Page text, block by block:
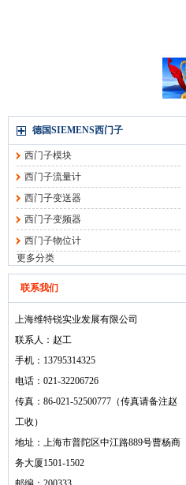
德国SIEMENS西门子
西门子模块
西门子流量计
西门子变送器
西门子变频器
西门子物位计
更多分类
联系我们
上海维特锐实业发展有限公司
联系人：赵工
手机：13795314325
电话：021-32206726
传真：86-021-52500777（传真请备注赵
工收）
地址：上海市普陀区中江路889号曹杨商
务大厦1501-1502